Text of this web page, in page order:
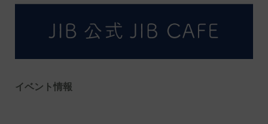
イベント情報